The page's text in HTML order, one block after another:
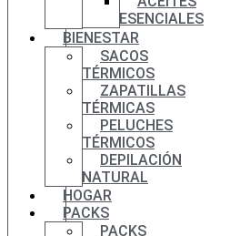
ESENCIALES
BIENESTAR
SACOS
TÉRMICOS
ZAPATILLAS
TÉRMICAS
PELUCHES
TÉRMICOS
DEPILACIÓN
NATURAL
HOGAR
PACKS
PACKS